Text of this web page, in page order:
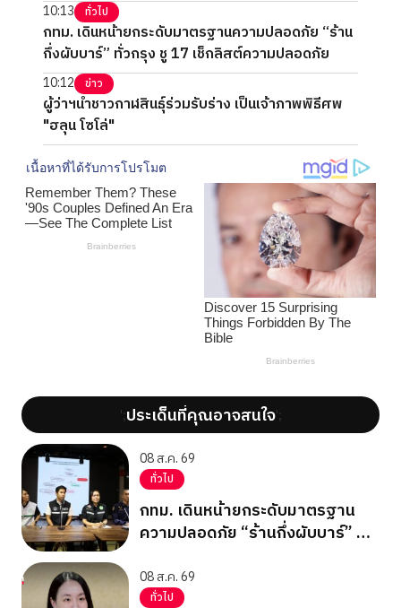
10:13 ทั่วไป
กทม. เดินหน้ายกระดับมาตรฐานความปลอดภัย “ร้าน
กึ่งผับบาร์” ทั่วกรุง ชู 17 เช็กลิสต์ความปลอดภัย
10:12 ข่าว
ผู้ว่าฯนำชาวกาฬสินธุ์ร่วมรับร่าง เป็นเจ้าภาพพิธีศพ
"ฮลุน โซโล่"
';ประเด็นที่คุณอาจสนใจ';
08 ส.ค. 69
ทั่วไป
กทม. เดินหน้ายกระดับมาตรฐาน
ความปลอดภัย “ร้านกึ่งผับบาร์” ทั่ว
08 ส.ค. 69
ทั่วไป